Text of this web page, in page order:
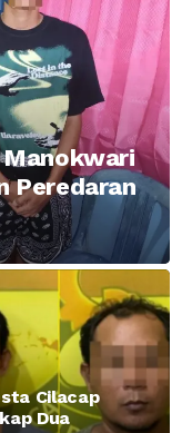
Manokwari
Peredaran
Cilacap
Dua